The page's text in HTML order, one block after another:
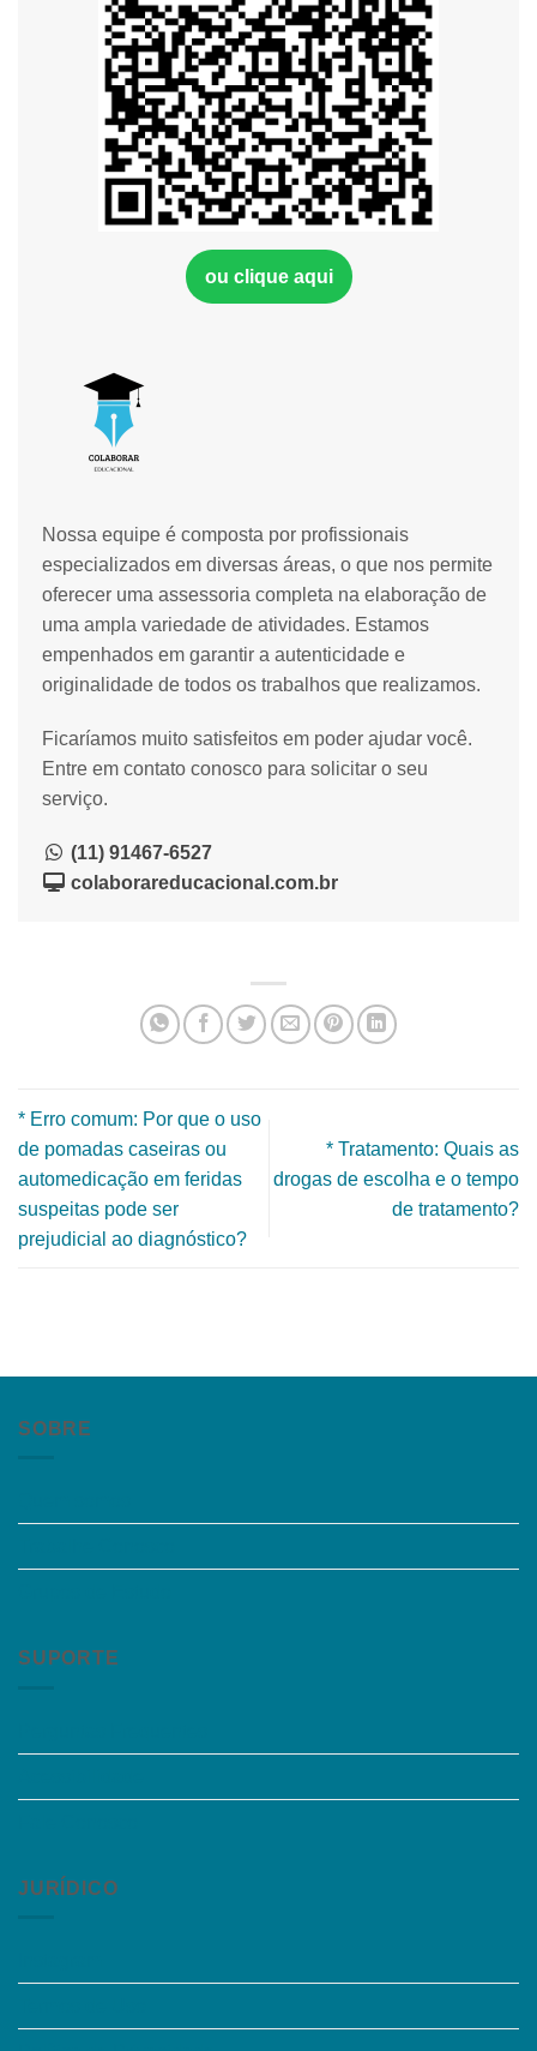
Nossa equipe é composta por profissionais
especializados em diversas áreas, o que nos permite
oferecer uma assessoria completa na elaboração de
uma ampla variedade de atividades. Estamos
empenhados em garantir a autenticidade e
originalidade de todos os trabalhos que realizamos.
Ficaríamos muito satisfeitos em poder ajudar você.
Entre em contato conosco para solicitar o seu
serviço.
(11) 91467-6527
colaborareducacional.com.br
ou clique aqui
* Erro comum: Por que o uso
de pomadas caseiras ou
automedicação em feridas
suspeitas pode ser
prejudicial ao diagnóstico?
* Tratamento: Quais as
drogas de escolha e o tempo
de tratamento?
SOBRE
SUPORTE
JURÍDICO